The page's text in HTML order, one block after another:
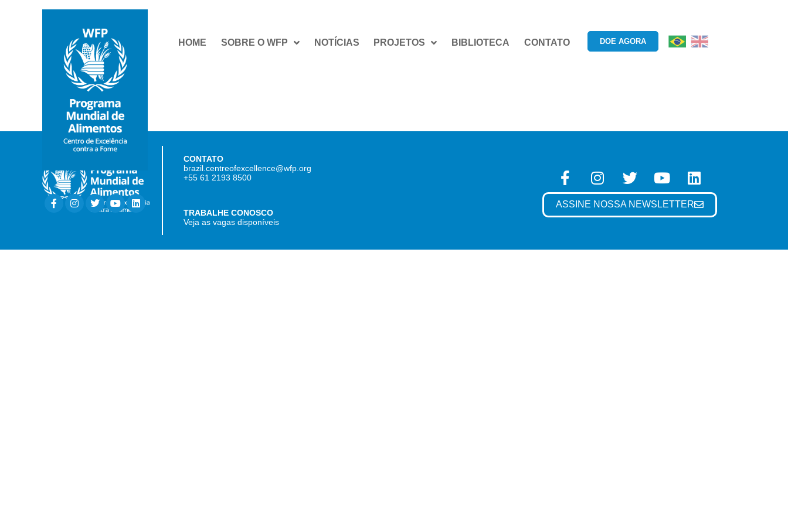
HOME SOBRE O WFP NOTÍCIAS PROJETOS BIBLIOTECA CONTATO DOE AGORA
CONTATO
brazil.centreofexcellence@wfp.org
+55 61 2193 8500
TRABALHE CONOSCO
Veja as vagas disponíveis
ASSINE NOSSA NEWSLETTER